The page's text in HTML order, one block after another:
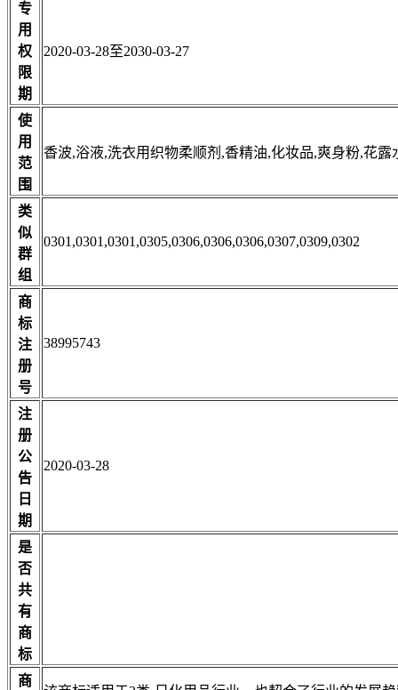
专
用
权
限
期
2020-03-28至2030-03-27
使
用
范
围
香波,浴液,洗衣用织物柔顺剂,香精油,化妆品,爽身粉,花
类
似
群
组
0301,0301,0301,0305,0306,0306,0306,0307,0309,0302
商
标
注
册
号
38995743
注
册
公
告
日
期
2020-03-28
是
否
共
有
商
标
商